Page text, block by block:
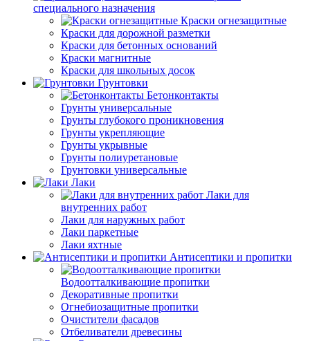
специального назначения
Краски огнезащитные
Краски для дорожной разметки
Краски для бетонных оснований
Краски магнитные
Краски для школьных досок
Грунтовки
Бетонконтакты
Грунты универсальные
Грунты глубокого проникновения
Грунты укрепляющие
Грунты укрывные
Грунты полиуретановые
Грунтовки универсальные
Лаки
Лаки для
внутренних работ
Лаки для наружных работ
Лаки паркетные
Лаки яхтные
Антисептики и пропитки
Водоотталкивающие пропитки
Декоративные пропитки
Огнебиозащитные пропитки
Очистители фасадов
Отбеливатели древесины